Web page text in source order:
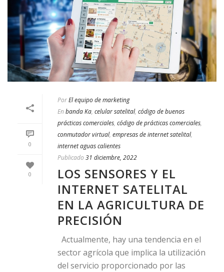
0
0
PorEl equipo de marketing
En banda Ka, celular satelital, código de buenas
prácticas comerciales, código de prácticas comerciales,
conmutador virtual, empresas de internet satelital,
internet aguas calientes
Publicado 31 diciembre, 2022
LOS SENSORES Y EL
INTERNET SATELITAL
EN LA AGRICULTURA DE
PRECISIÓN
Actualmente, hay una tendencia en el
sector agrícola que implica la utilización
del servicio proporcionado por las